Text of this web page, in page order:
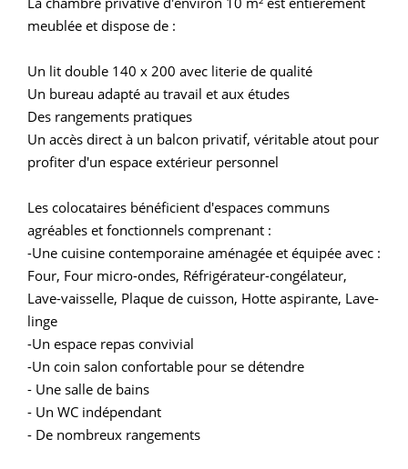
meublée et dispose de :
Un lit double 140 x 200 avec literie de qualité
Un bureau adapté au travail et aux études
Des rangements pratiques
Un accès direct à un balcon privatif, véritable atout pour
profiter d'un espace extérieur personnel
Les colocataires bénéficient d'espaces communs
agréables et fonctionnels comprenant :
-Une cuisine contemporaine aménagée et équipée avec :
Four, Four micro-ondes, Réfrigérateur-congélateur,
Lave-vaisselle, Plaque de cuisson, Hotte aspirante, Lave-
linge
-Un espace repas convivial
-Un coin salon confortable pour se détendre
- Une salle de bains
- Un WC indépendant
- De nombreux rangements